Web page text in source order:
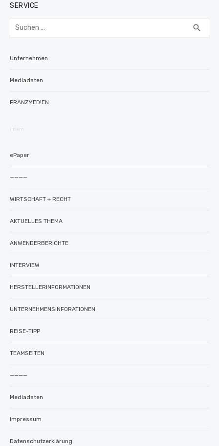
SERVICE
Suchen
search
Unternehmen
Mediadaten
FRANZMED!EN
intern
ePaper
————
WIRTSCHAFT + RECHT
AKTUELLES THEMA
ANWENDERBERICHTE
INTERVIEW
HERSTELLERINFORMATIONEN
UNTERNEHMENSINFORATIONEN
REISE-TIPP
TEAMSEITEN
————
Mediadaten
Impressum
Datenschutzerklärung